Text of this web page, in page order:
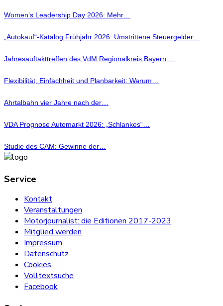
Women’s Leadership Day 2026: Mehr…
„Autokauf“-Katalog Frühjahr 2026: Umstrittene Steuergelder…
Jahresauftakttreffen des VdM Regionalkreis Bayern:…
Flexibilität, Einfachheit und Planbarkeit: Warum…
Ahrtalbahn vier Jahre nach der…
VDA Prognose Automarkt 2026: „Schlankes“…
Studie des CAM: Gewinne der…
Service
Kontakt
Veranstaltungen
Motorjournalist: die Editionen 2017-2023
Mitglied werden
Impressum
Datenschutz
Cookies
Volltextsuche
Facebook